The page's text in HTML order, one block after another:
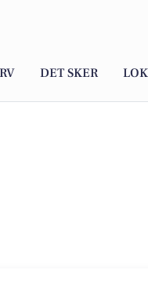
DET SKER